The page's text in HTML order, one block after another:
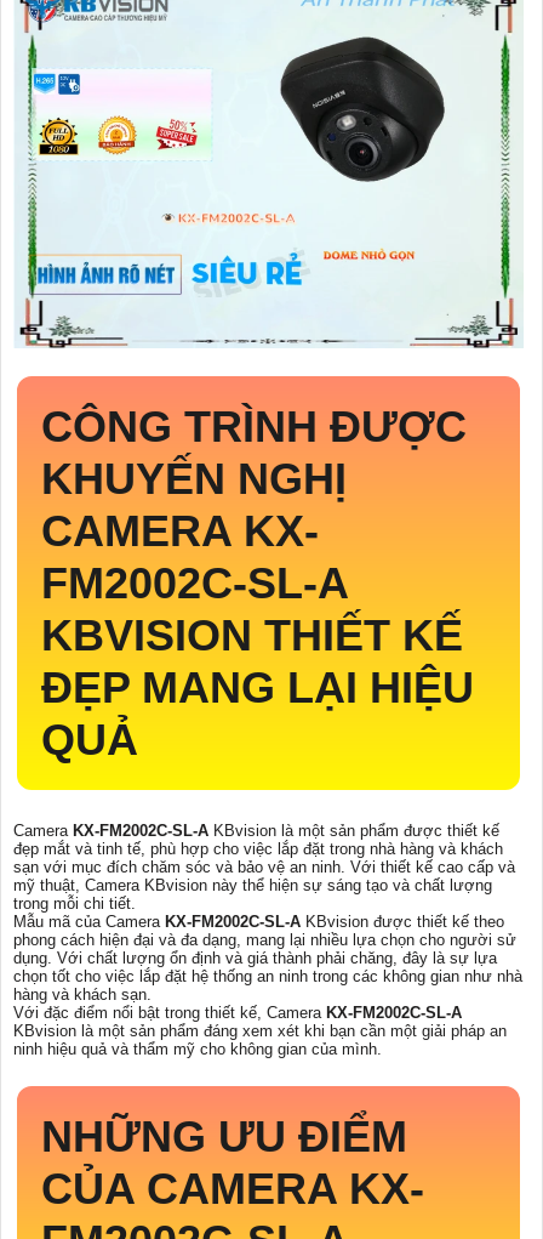
CÔNG TRÌNH ĐƯỢC
KHUYẾN NGHỊ
CAMERA KX-
FM2002C-SL-A
KBVISION THIẾT KẾ
ĐẸP MANG LẠI HIỆU
QUẢ
Camera KX-FM2002C-SL-A KBvision là một sản phẩm được thiết kế
đẹp mắt và tinh tế, phù hợp cho việc lắp đặt trong nhà hàng và khách
sạn với mục đích chăm sóc và bảo vệ an ninh. Với thiết kế cao cấp và
mỹ thuật, Camera KBvision này thể hiện sự sáng tạo và chất lượng
trong mỗi chi tiết.
Mẫu mã của Camera KX-FM2002C-SL-A KBvision được thiết kế theo
phong cách hiện đại và đa dạng, mang lại nhiều lựa chọn cho người sử
dụng. Với chất lượng ổn định và giá thành phải chăng, đây là sự lựa
chọn tốt cho việc lắp đặt hệ thống an ninh trong các không gian như nhà
hàng và khách sạn.
Với đặc điểm nổi bật trong thiết kế, Camera KX-FM2002C-SL-A
KBvision là một sản phẩm đáng xem xét khi bạn cần một giải pháp an
ninh hiệu quả và thẩm mỹ cho không gian của mình.
NHỮNG ƯU ĐIỂM
CỦA CAMERA KX-